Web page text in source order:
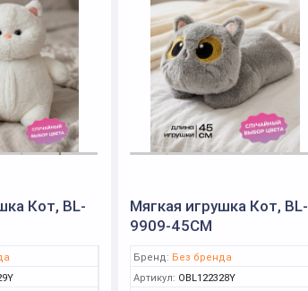
Кот, BL-
Мягкая игрушка Кот, BL-
9909-45CM
Бренд: Без бренда
Артикул: OBL122328Y